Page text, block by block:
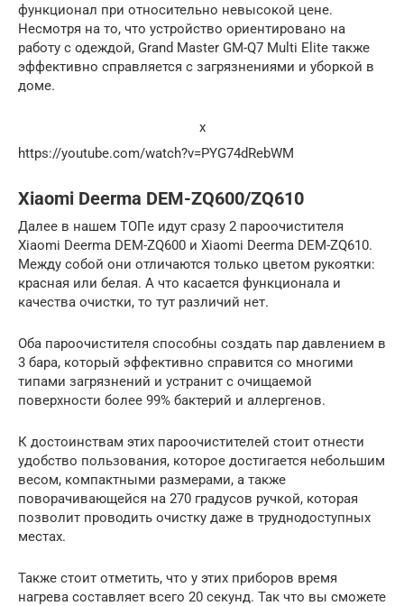
функционал при относительно невысокой цене.
Несмотря на то, что устройство ориентировано на
работу с одеждой, Grand Master GM-Q7 Multi Elite также
эффективно справляется с загрязнениями и уборкой в
доме.
x
https://youtube.com/watch?v=PYG74dRebWM
Xiaomi Deerma DEM-ZQ600/ZQ610
Далее в нашем ТОПе идут сразу 2 пароочистителя
Xiaomi Deerma DEM-ZQ600 и Xiaomi Deerma DEM-ZQ610.
Между собой они отличаются только цветом рукоятки:
красная или белая. А что касается функционала и
качества очистки, то тут различий нет.
Оба пароочистителя способны создать пар давлением в
3 бара, который эффективно справится со многими
типами загрязнений и устранит с очищаемой
поверхности более 99% бактерий и аллергенов.
К достоинствам этих пароочистителей стоит отнести
удобство пользования, которое достигается небольшим
весом, компактными размерами, а также
поворачивающейся на 270 градусов ручкой, которая
позволит проводить очистку даже в труднодоступных
местах.
Также стоит отметить, что у этих приборов время
нагрева составляет всего 20 секунд. Так что вы сможете